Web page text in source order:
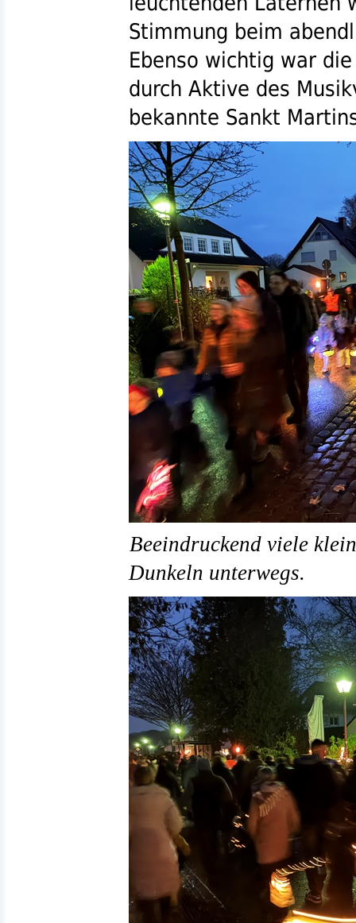
Stimmung beim
Ebenso wichtig war
durch Aktive des
bekannte Sankt
Beeindruckend viele
Dunkeln unterwegs.